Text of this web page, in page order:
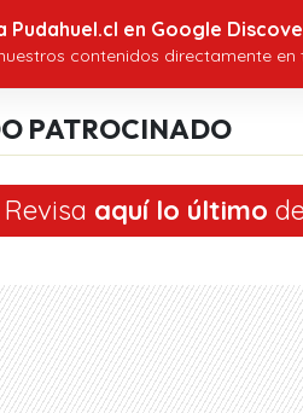
Pudahuel.cl en Google
contenidos directamente en
PATROCINADO
Revisa aquí lo último